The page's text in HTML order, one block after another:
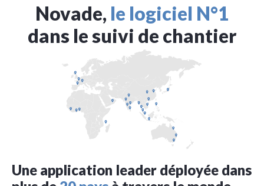
Novade, le logiciel N°1
dans le suivi de chantier
Une application leader déployée dans